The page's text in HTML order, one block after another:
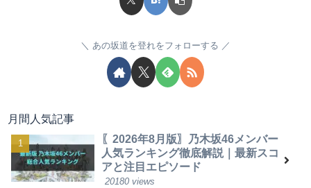
あの坂道を登れをフォローする
月間人気記事
〖2026年8月版〗乃木坂46メンバー
人気ランキング徹底解説｜最新スコ
アと注目エピソード
20180 views